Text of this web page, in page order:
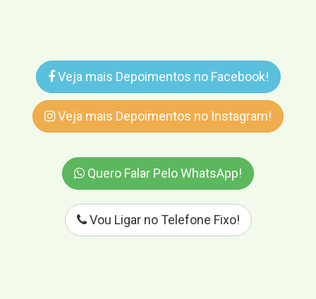
Veja mais Depoimentos no Facebook!
Veja mais Depoimentos no Instagram!
Quero Falar Pelo WhatsApp!
Vou Ligar no Telefone Fixo!